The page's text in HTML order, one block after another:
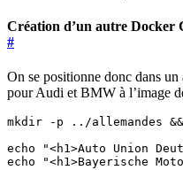
Création d’un autre Docker
#
On se positionne donc dans
pour Audi et BMW à l’image
mkdir -p ../allemandes &&
echo
"<h1>Auto Union
echo
"<h1>Bayerische